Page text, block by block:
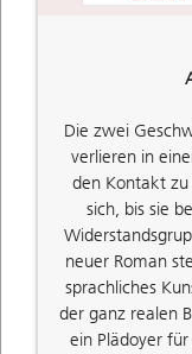
Die zwei
verlieren in
den Kontakt
sich, bis sie
neuer Roman
sprachliches
der ganz realen
ein Plädoyer